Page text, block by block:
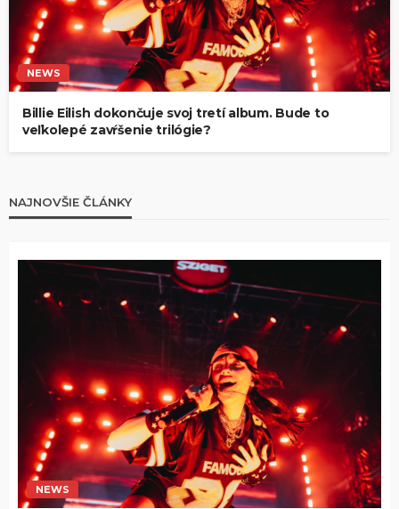
NEWS
Billie Eilish dokončuje svoj tretí album. Bude to
veľkolepé zavŕšenie trilógie?
NAJNOVŠIE ČLÁNKY
NEWS